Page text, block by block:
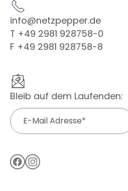
info@netzpepper.de
T +49 2981 928758-0
F +49 2981 928758-8
Bleib auf dem Laufenden: